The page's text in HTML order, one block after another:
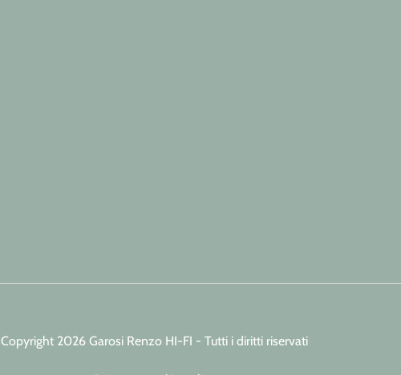
Copyright 2026 Garosi Renzo HI-FI - Tutti i diritti riservati